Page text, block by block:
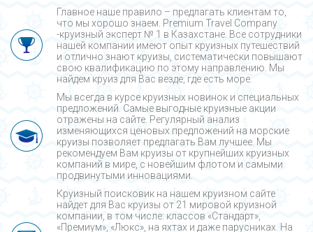
Главное наше правило – предлагать клиентам то,
что мы хорошо знаем. Premium Travel Company
-круизный эксперт № 1 в Казахстане. Все сотрудники
нашей компании имеют опыт круизных путешествий
и отлично знают круизы, систематически повышают
свою квалификацию по этому направлению. Мы
найдем круиз для Вас везде, где есть море.
Мы всегда в курсе круизных новинок и специальных
предложений. Самые выгодные круизные акции
отражены на сайте. Регулярный анализ
изменяющихся ценовых предложений на морские
круизы позволяет предлагать Вам лучшее. Мы
рекомендуем Вам круизы от крупнейших круизных
компаний в мире, с новейшим флотом и самыми
продвинутыми инновациями.
Круизный поисковик на нашем круизном сайте
найдет для Вас круизы от 21 мировой круизной
компании, в том числе: классов «Стандарт»,
«Премиум», «Люкс», на яхтах и даже парусниках. На